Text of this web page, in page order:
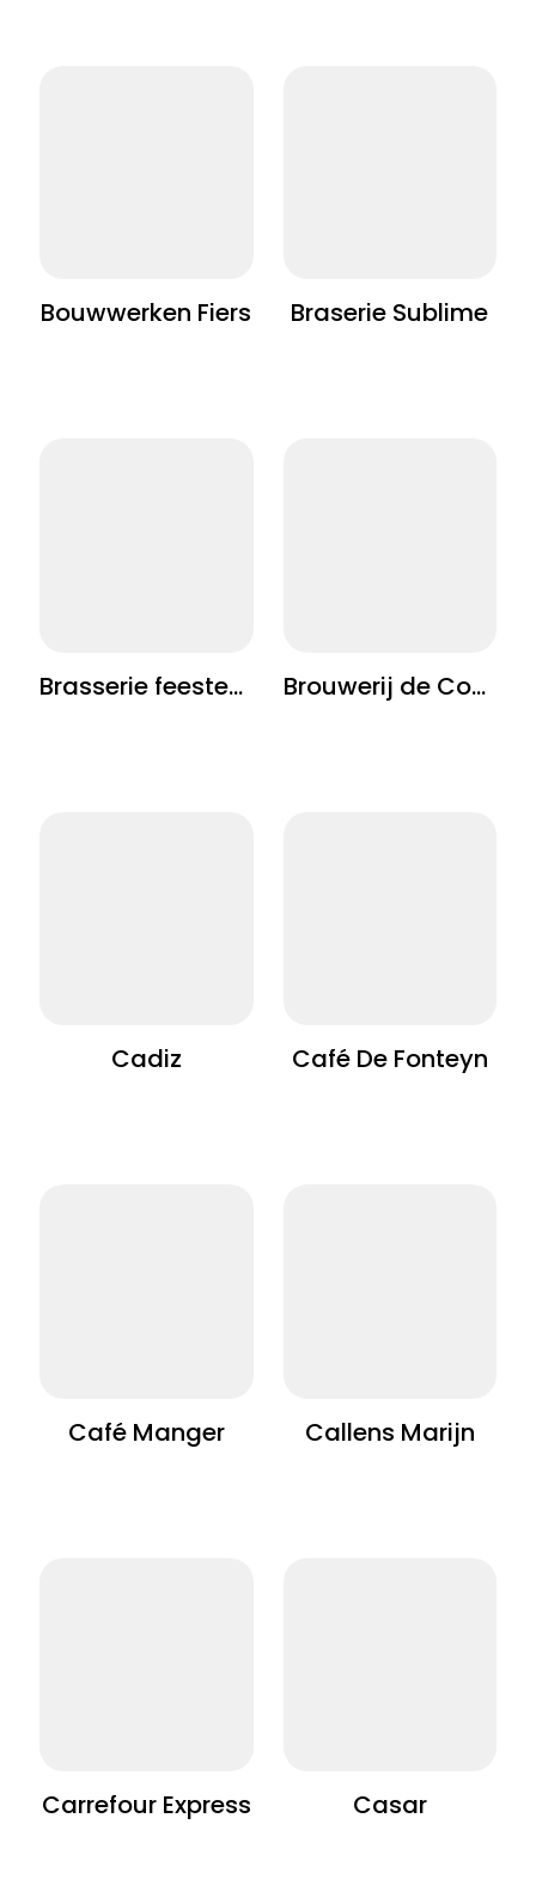
Bouwwerken Fiers Braserie Sublime
Brasserie feesten Waaiberg Brouwerij de Coureur
Cadiz Café De Fonteyn
Café Manger Callens Marijn
Carrefour Express Casar